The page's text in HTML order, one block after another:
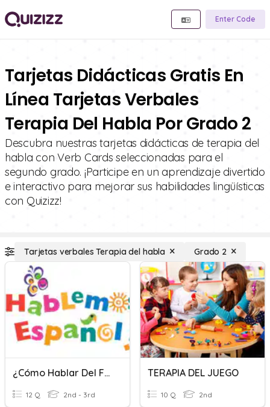
Enter Code
Tarjetas Didácticas Gratis En
Línea Tarjetas Verbales
Terapia Del Habla Por Grado 2
Descubra nuestras tarjetas didácticas de terapia del
habla con Verb Cards seleccionadas para el
segundo grado. ¡Participe en un aprendizaje divertido
e interactivo para mejorar sus habilidades lingüísticas
con Quizizz!
Tarjetas verbales Terapia del habla Grado 2
¿Cómo Hablar Del Futuro?
12 Q 2nd - 3rd
TERAPIA DEL JUEGO
10 Q 2nd